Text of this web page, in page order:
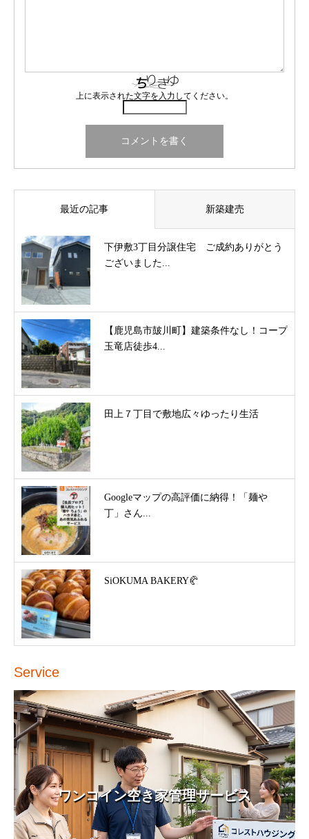
上に表示された文字を入力してください。
最近の記事 新築建売
下伊敷3丁目分譲住宅 ご成約ありがとう
ございました...
【鹿児島市皷川町】建築条件なし！コープ
玉竜店徒歩4...
田上７丁目で敷地広々ゆったり生活
Googleマップの高評価に納得！「麺や
丁」さん...
SiOKUMA BAKERY🥐
Service
ワンコイン空き家管理サービス